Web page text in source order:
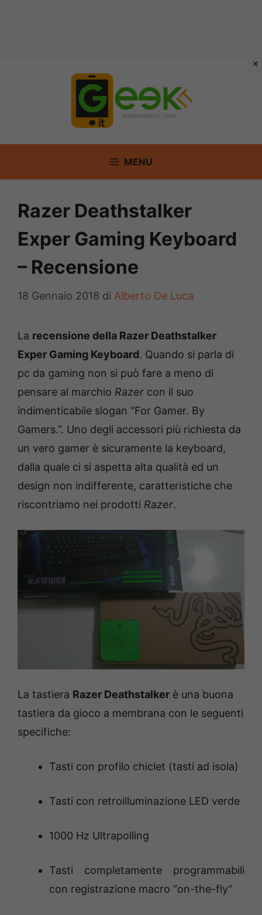
MENU
Razer Deathstalker
Exper Gaming Keyboard
– Recensione
18 Gennaio 2018 di Alberto De Luca
La recensione della Razer Deathstalker
Exper Gaming Keyboard. Quando si parla di
pc da gaming non si può fare a meno di
pensare al marchio Razer con il suo
indimenticabile slogan “For Gamer. By
Gamers.”. Uno degli accessori più richiesta da
un vero gamer è sicuramente la keyboard,
dalla quale ci si aspetta alta qualità ed un
design non indifferente, caratteristiche che
riscontriamo nei prodotti Razer.
La tastiera Razer Deathstalker è una buona
tastiera da gioco a membrana con le seguenti
specifiche:
Tasti con profilo chiclet (tasti ad isola)
Tasti con retroilluminazione LED verde
1000 Hz Ultrapolling
Tasti completamente programmabili
con registrazione macro “on-the-fly”